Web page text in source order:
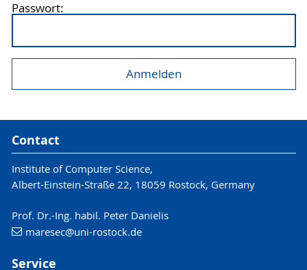
Passwort:
Contact
Institute of Computer Science,
Albert-Einstein-Straße 22, 18059 Rostock, Germany
Prof. Dr.-Ing. habil. Peter Danielis
maresec@uni-rostock.de
Service